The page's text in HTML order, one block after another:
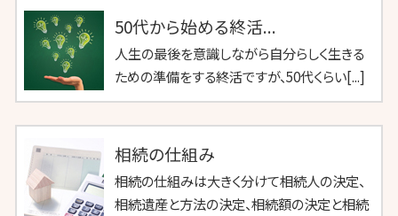
50代から始める終活...
人生の最後を意識しながら自分らしく生きる
ための準備をする終活ですが、50代くらい[...]
相続の仕組み
相続の仕組みは大きく分けて相続人の決定、
相続遺産と方法の決定、相続額の決定と相続